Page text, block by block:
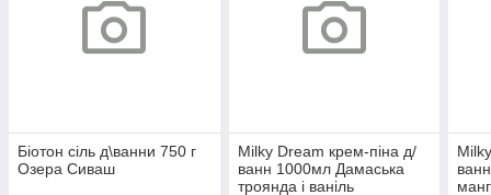
Біотон сіль д\ванни 750 г
Озера Сиваш
Milky Dream крем-піна д/
ванн 1000мл Дамаська
троянда і ваніль